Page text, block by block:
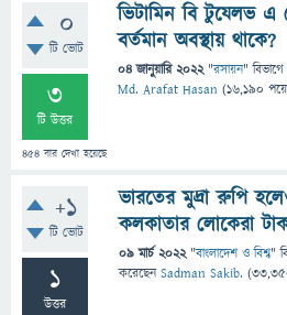
0
টি ভোট
3
টি উত্তর
454 বার দেখা হয়েছে
ভিটামিন বি টুযেলভ এ
বর্তমান অবস্থায় থাকে?
04 জানুয়ারি 2022 "রসায়ন" বিভাগে
Md. Arafat Hasan (16,190
+1
টি ভোট
1
উত্তর
ভারতের মুদ্রা রুপি
কলকাতার লোকেরা
09 মার্চ 2022 "বাংলাদেশ ও বিশ্ব"
করেছেনSadman Sakib. (